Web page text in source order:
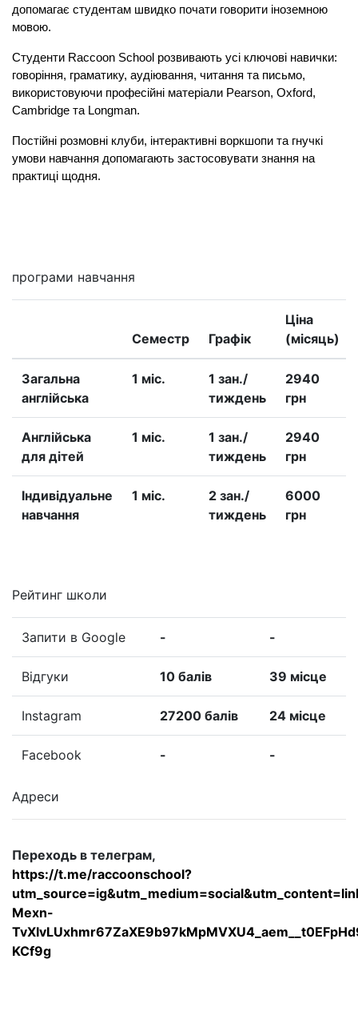
допомагає студентам швидко почати говорити іноземною
мовою.
Cтуденти Raccoon School розвивають усі ключові навички:
говоріння, граматику, аудіювання, читання та письмо,
використовуючи професійні матеріали Pearson, Oxford,
Cambridge та Longman.
Постійні розмовні клуби, інтерактивні воркшопи та гнучкі
умови навчання допомагають застосовувати знання на
практиці щодня.
програми навчання
Семестр Графік
Ціна
(місяць)
Загальна
англійська
1 міс.
1 зан./
тиждень
2940
грн
Англійська
для дітей
1 міс.
1 зан./
тиждень
2940
грн
Iндивідуальне
навчання
1 міс.
2 зан./
тиждень
6000
грн
Рейтинг школи
Запити в Google - -
Відгуки 10 балів 39 місце
Instagram 27200 балів 24 місце
Facebook - -
Адреси
Переходь в телеграм,
https://t.me/raccoonschool?
Mexn-
KCf9g